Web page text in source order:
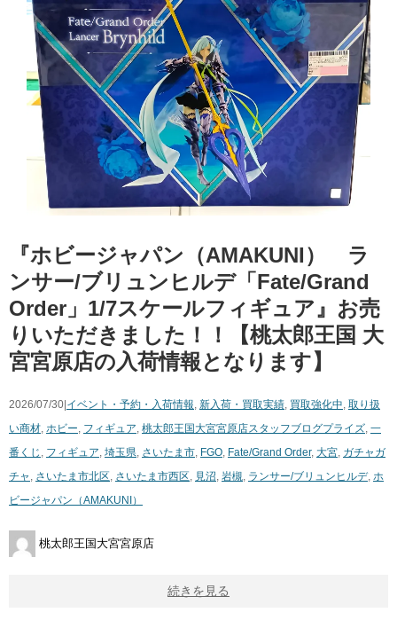
『ホビージャパン（AMAKUNI） ラ
ンサー/ブリュンヒルデ「Fate/Grand
Order」1/7スケールフィギュア』お売
りいただきました！！【桃太郎王国 大
宮宮原店の入荷情報となります】
2026/07/30|イベント・予約・入荷情報 新入荷・買取実績 買取強化中 取り扱
い商材 ホビー フィギュア 桃太郎王国大宮宮原店スタッフブログプライズ 一
番くじ
フィギュア 埼玉県 さいたま市 FGO Fate/Grand Order, 大宮 ガチャガ
チャ
さいたま市北区 さいたま市西区 見沼 岩槻 ランサー/ブリュンヒルデ, ホ
ビージャパン（AMAKUNI）
桃太郎王国大宮宮原店
続きを見る